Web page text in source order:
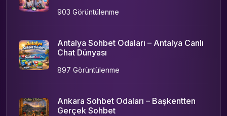
903 Görüntülenme
Antalya Sohbet Odaları – Antalya Canlı
Chat Dünyası
897 Görüntülenme
Ankara Sohbet Odaları – Başkentten
Gerçek Sohbet